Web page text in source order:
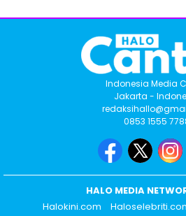
Indonesia Media
Jakarta -
0853 1555
HALO MEDIA
Halokini.com